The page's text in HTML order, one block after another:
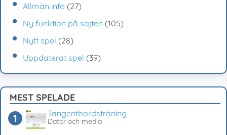
Allmän info (27)
Ny funktion på sajten (105)
Nytt spel (28)
Uppdaterat spel (39)
MEST SPELADE
Tangentbordsträning
Dator och media